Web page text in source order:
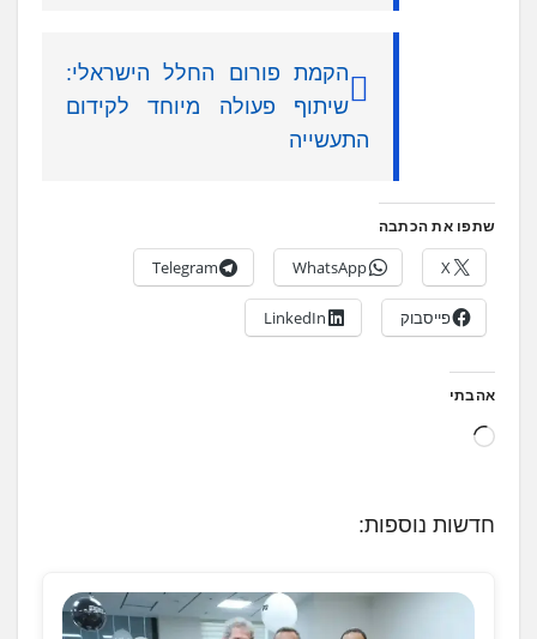
הקמת פורום החלל הישראלי:
שיתוף פעולה מיוחד לקידום
התעשייה
שתפו את הכתבה
X
WhatsApp
Telegram
פייסבוק LinkedIn
אהבתי
ט
.
חדשות נוספות: